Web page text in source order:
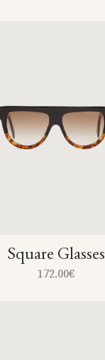
Square Glasses
172.00€